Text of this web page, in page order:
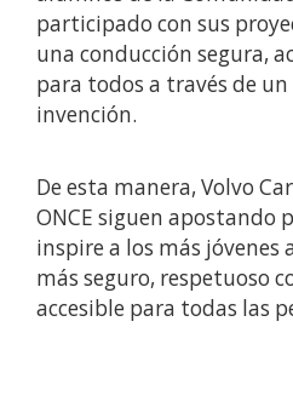
participado con sus
una conducción segura,
para todos a través de
invención.
De esta manera, Volvo
ONCE siguen apostando
inspire a los más
más seguro, respetuoso
accesible para todas las